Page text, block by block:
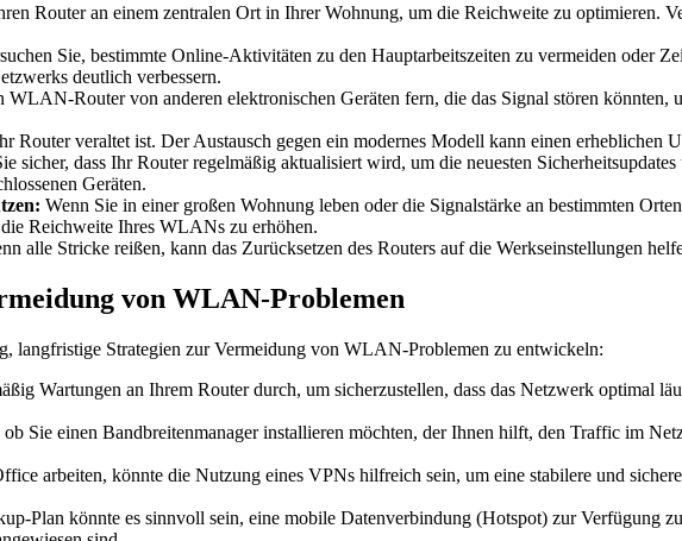
Router an einem zentralen Ort in Ihrer Wohnung, um die Reichweite zu optimieren.
Sie, bestimmte Online-Aktivitäten zu den Hauptarbeitszeiten zu vermeiden oder
deutlich verbessern.
WLAN-Router von anderen elektronischen Geräten fern, die das Signal stören
Router veraltet ist. Der Austausch gegen ein modernes Modell kann einen erheblichen
sicher, dass Ihr Router regelmäßig aktualisiert wird, um die neuesten
Geräten.
Wenn Sie in einer großen Wohnung leben oder die Signalstärke an bestimmten
Reichweite Ihres WLANs zu erhöhen.
alle Stricke reißen, kann das Zurücksetzen des Routers auf die Werkseinstellungen
von WLAN-Problemen
langfristige Strategien zur Vermeidung von WLAN-Problemen zu entwickeln:
Wartungen an Ihrem Router durch, um sicherzustellen, dass das Netzwerk optimal
Sie einen Bandbreitenmanager installieren möchten, der Ihnen hilft, den Traffic im
arbeiten, könnte die Nutzung eines VPNs hilfreich sein, um eine stabilere und
Plan könnte es sinnvoll sein, eine mobile Datenverbindung (Hotspot) zur Verfügung